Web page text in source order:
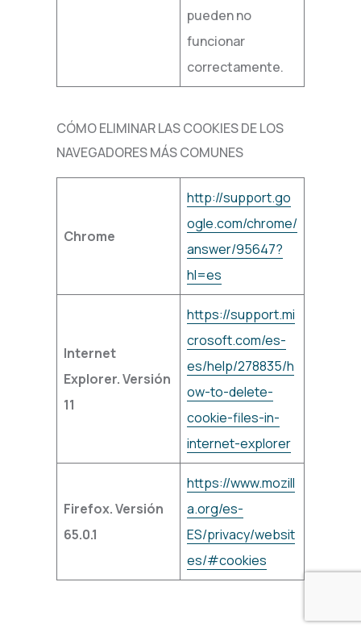
pueden no
funcionar
correctamente.
CÓMO ELIMINAR LAS COOKIES DE LOS
NAVEGADORES MÁS COMUNES
Chrome
http://support.go
ogle.com/chrome/
answer/95647?
hl=es
Internet
Explorer. Versión
11
https://support.mi
crosoft.com/es-
es/help/278835/h
ow-to-delete-
cookie-files-in-
internet-explorer
Firefox. Versión
65.0.1
https://www.mozill
a.org/es-
ES/privacy/websit
es/#cookies